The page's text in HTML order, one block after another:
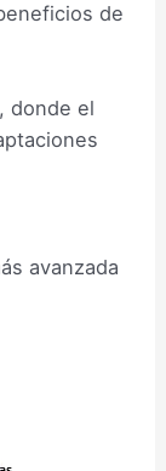
de
, donde el
avanzada